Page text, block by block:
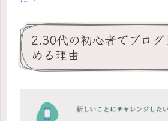
2.30代の初心者でプロ
める理由